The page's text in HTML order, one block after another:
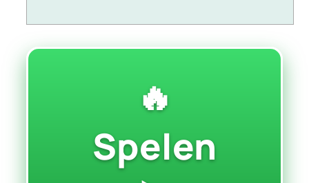
🔥
Spelen